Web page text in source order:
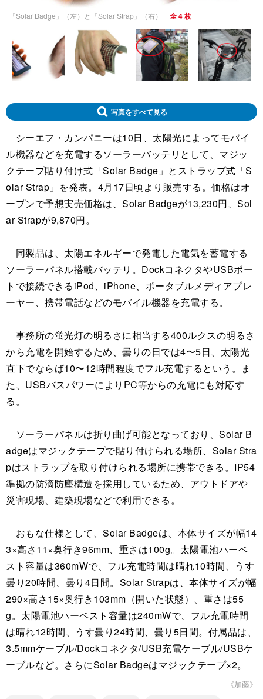
「Solar Badge」（左）と「Solar Strap」（右） 全 4 枚
写真をすべて見る
シーエフ・カンパニーは10日、太陽光によってモバイ
ル機器などを充電するソーラーバッテリとして、マジッ
クテープ貼り付け式「Solar Badge」とストラップ式「S
olar Strap」を発表。4月17日頃より販売する。価格はオ
ープンで予想実売価格は、Solar Badgeが13,230円、Sol
ar Strapが9,870円。
同製品は、太陽エネルギーで発電した電気を蓄電する
ソーラーパネル搭載バッテリ。DockコネクタやUSBポー
トで接続できるiPod、iPhone、ポータブルメディアプレ
ーヤー、携帯電話などのモバイル機器を充電する。
事務所の蛍光灯の明るさに相当する400ルクスの明るさ
から充電を開始するため、曇りの日では4〜5日、太陽光
直下でならば10〜12時間程度でフル充電するという。ま
た、USBバスパワーによりPC等からの充電にも対応す
る。
ソーラーパネルは折り曲げ可能となっており、Solar B
adgeはマジックテープで貼り付けられる場所、Solar Stra
pはストラップを取り付けられる場所に携帯できる。IP54
準拠の防滴防塵構造を採用しているため、アウトドアや
災害現場、建築現場などで利用できる。
おもな仕様として、Solar Badgeは、本体サイズが幅14
3×高さ11×奥行き96mm、重さは100g。太陽電池ハーベ
スト容量は360mWで、フル充電時間は晴れ10時間、うす
曇り20時間、曇り4日間。Solar Strapは、本体サイズが幅
290×高さ15×奥行き103mm（開いた状態）、重さは55
g。太陽電池ハーベスト容量は240mWで、フル充電時間
は晴れ12時間、うす曇り24時間、曇り5日間。付属品は、
3.5mmケーブル/Dockコネクタ/USB充電ケーブル/USBケ
ーブルなど。さらにSolar Badgeはマジックテープ×2。
《加藤》